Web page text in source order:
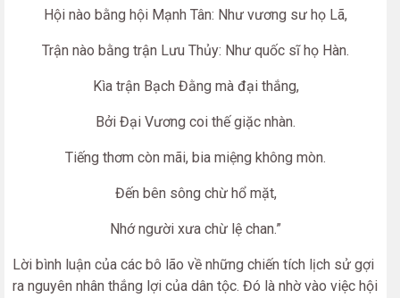
Hội nào bằng hội Mạnh Tân: Như vương sư họ Lã,
Trận nào bằng trận Lưu Thủy: Như quốc sĩ họ Hàn.
Kìa trận Bạch Đằng mà đại thắng,
Bởi Đại Vương coi thế giặc nhàn.
Tiếng thơm còn mãi, bia miệng không mòn.
Đến bên sông chừ hổ mặt,
Nhớ người xưa chừ lệ chan.”
Lời bình luận của các bô lão về những chiến tích lịch sử gợi
ra nguyên nhân thắng lợi của dân tộc. Đó là nhờ vào việc hội